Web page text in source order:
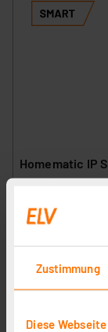
Zustimmung
Diese
Homematic IP